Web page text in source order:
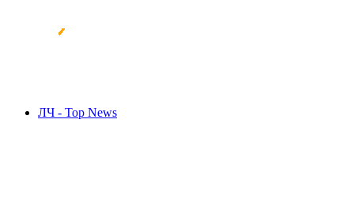
ЛЧ - Top News